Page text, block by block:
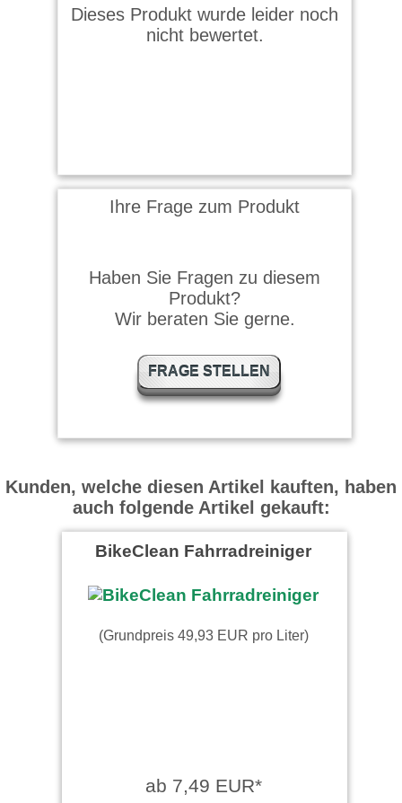
Dieses Produkt wurde leider noch
nicht bewertet.
Ihre Frage zum Produkt
Haben Sie Fragen zu diesem
Produkt?
Wir beraten Sie gerne.
FRAGE STELLEN
Kunden, welche diesen Artikel kauften, haben
auch folgende Artikel gekauft:
BikeClean Fahrradreiniger
(Grundpreis 49,93 EUR pro Liter)
ab 7,49 EUR*